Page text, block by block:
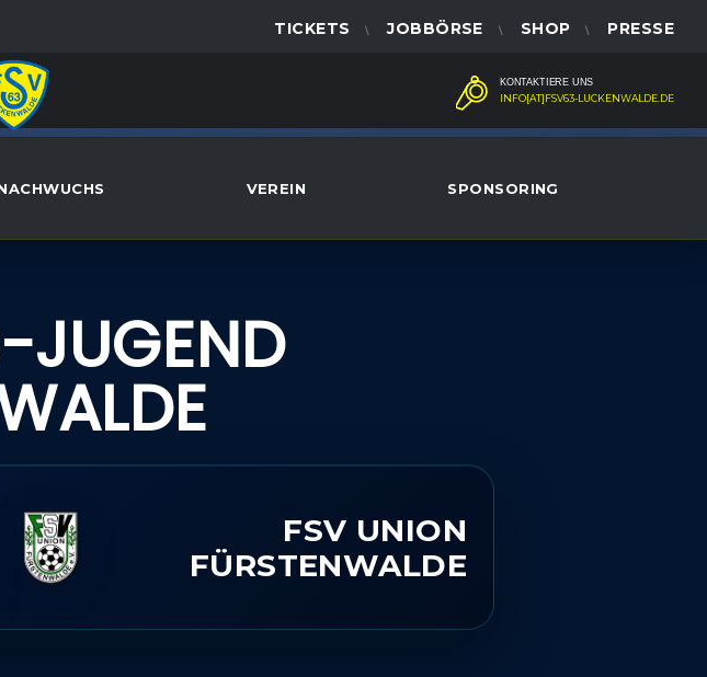
TICKETS JOBBÖRSE SHOP PRESSE
KONTAKTIERE UNS
INFO[AT]FSV63-LUCKENWALDE.DE
VEREIN SPONSORING
JUGEND
FSV UNION
FÜRSTENWALDE